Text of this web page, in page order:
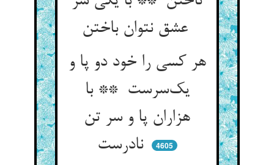
عشق نتوان باختن
هر کسی را خود دو پا و
یک‌سرست ** با
هزاران پا و سر تن
نادرست
4605